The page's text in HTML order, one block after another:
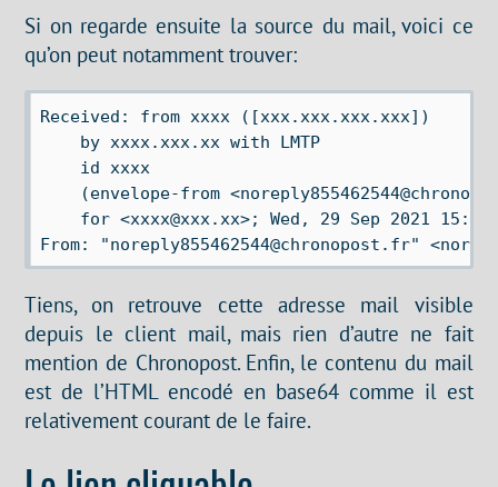
Si on regarde ensuite la source du mail, voici ce
qu’on peut notamment trouver:
Received: from xxxx ([xxx.xxx.xxx.xxx])
    by xxxx.xxx.xx with LMTP
    id xxxx
(envelope-from
for <xxxx@xxx.xx>; Wed, 29 Sep 2021
Tiens, on retrouve cette adresse mail visible
depuis le client mail, mais rien d’autre ne fait
mention de Chronopost. Enfin, le contenu du mail
est de l’HTML encodé en base64 comme il est
relativement courant de le faire.